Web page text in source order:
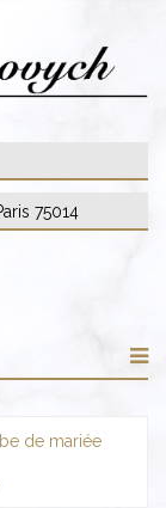
75014
de mariée